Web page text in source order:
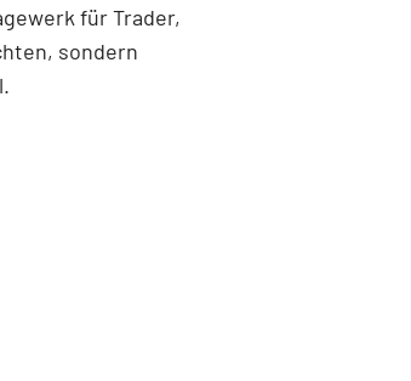
für Trader,
sondern